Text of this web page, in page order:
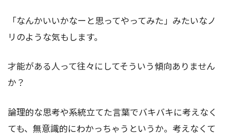
「なんかいいかなーと思ってやってみた」みたいなノ
リのような気もします。
才能がある人って往々にしてそういう傾向ありません
か？
論理的な思考や系統立てた言葉でバキバキに考えなく
ても、無意識的にわかっちゃうというか。考えなくて